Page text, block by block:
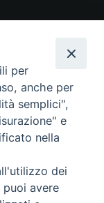
per
anche per
semplici",
e
nella
dei
avere